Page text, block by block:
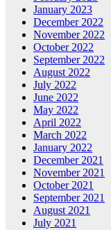
January 2023
December 2022
November 2022
October 2022
September 2022
August 2022
July 2022
June 2022
May 2022
April 2022
March 2022
January 2022
December 2021
November 2021
October 2021
September 2021
August 2021
July 2021